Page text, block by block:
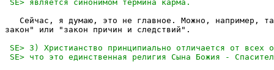
Сейчас, я думаю, это не главное. Можно, например,
закон" или "закон причин и следствий".